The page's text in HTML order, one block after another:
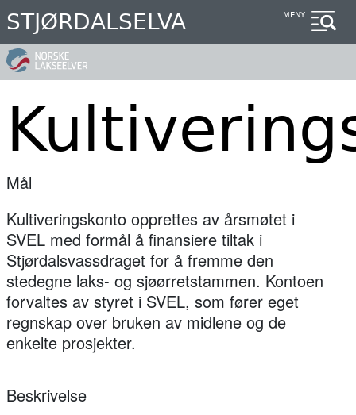
Hopp
til
hovedinnhold
STJØRDALSELVA MENY
Mål
Kultiveringskonto opprettes av årsmøtet i
SVEL med formål å finansiere tiltak i
Stjørdalsvassdraget for å fremme den
stedegne laks- og sjøørretstammen. Kontoen
forvaltes av styret i SVEL, som fører eget
regnskap over bruken av midlene og de
enkelte prosjekter.
Beskrivelse